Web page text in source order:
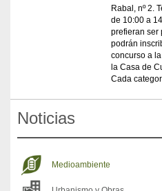
Rabal, nº 2.
de 10:00 a
prefieran ser
podrán
concurso a
la Casa de
Cada
Noticias
Medioambiente